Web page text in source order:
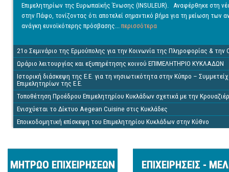
Επιμελητηρίων της Ευρωπαϊκής Ένωσης (INSULEUR). Αναφέρθηκε στη
στην Πάφο, τονίζοντας ότι αποτελεί σημαντικό βήμα για τη μείωση των
ανάγκη ευνοϊκότερης πρόσβασης... περισσότερα
21ο Σεμινάριο της Ερμούπολης για την Κοινωνία της Πληροφορίας & την
Ωράριο λειτουργίας και εξυπηρέτησης κοινού ΕΠΙΜΕΛΗΤΗΡΙΟ ΚΥΚΛΑΔΩΝ
Ιστορική διάσκεψη της Ε.Ε. για τη νησιωτικότητα στην Κύπρο –
Επιμελητηρίων της Ε.Ε.
Τοποθέτηση Προέδρου Επιμελητηρίου Κυκλάδων σχετικά με την
Ενισχύεται το Δίκτυο Aegean Cuisine στις Κυκλάδες
Εποικοδομητική επίσκεψη του Επιμελητηρίου Κυκλάδων στην Κύθνο
ΜΗΤΡΩΟ ΕΠΙΧΕΙΡΗΣΕΩΝ ΕΠΙΧΕΙΡΗΣΕΙΣ -